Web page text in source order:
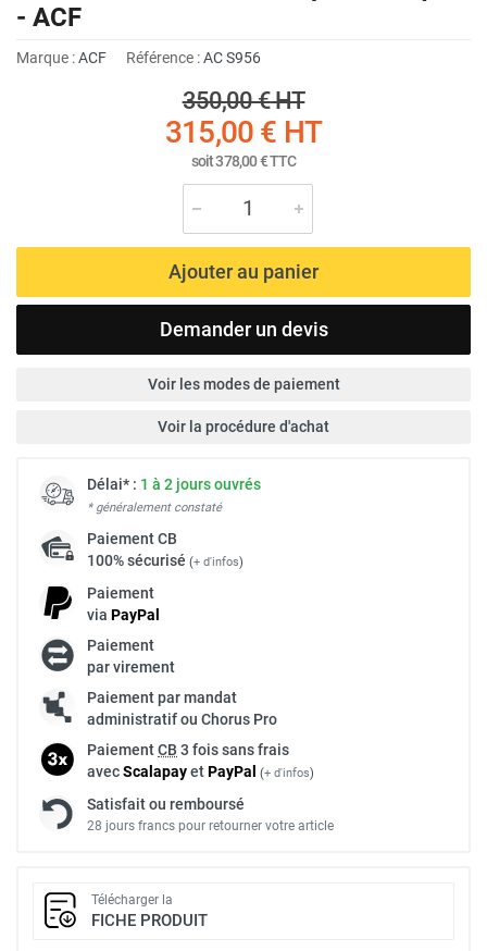
- ACF
Marque :ACF Référence :AC S956
350,00 €HT
315,00 € HT
soit378,00 €TTC
Ajouter au panier
Demander un devis
Voir les modes de paiement
Voir la procédure d'achat
Délai* : 1 à 2 jours ouvrés
* généralement constaté
PaiementCB
100% sécurisé (+ d'infos)
Paiement
via PayPal
Paiement
par virement
Paiement par mandat
administratif ou Chorus Pro
PaiementCB 3 fois sans frais
avecScalapayetPayPal (+ d'infos)
Satisfait ou remboursé
28 jours francs pour retourner votre article
Télécharger la
FICHE PRODUIT